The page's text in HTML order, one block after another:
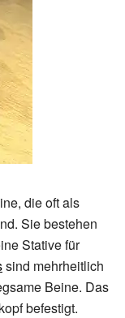
die oft als
Sie bestehen
Stative für
sind mehrheitlich
Beine. Das
befestigt.